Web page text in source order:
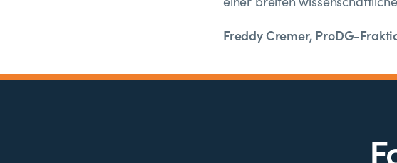
Freddy Cremer, ProDG-